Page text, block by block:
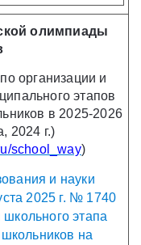
олимпиады
организации и
этапов
в 2025-2026
2024 г.)
school_way)
и науки
2025 г. № 1740
этапа
на